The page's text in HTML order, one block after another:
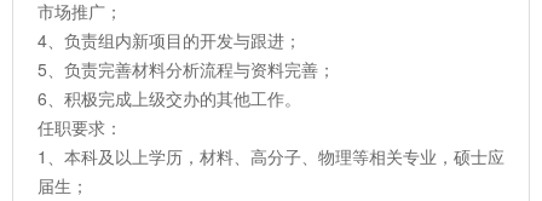
市场推广；
4、负责组内新项目的开发与跟进；
5、负责完善材料分析流程与资料完善；
6、积极完成上级交办的其他工作。
任职要求：
1、本科及以上学历，材料、高分子、物理等相关专业，硕士应
届生；